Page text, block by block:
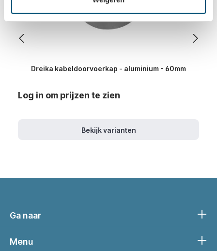
Dreika kabeldoorvoerkap - aluminium - 60mm
Log in om prijzen te zien
Bekijk varianten
Ga naar
Menu